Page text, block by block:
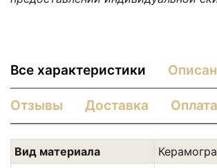
Все характеристики
Отзывы Доставка Оплата
Вид материала